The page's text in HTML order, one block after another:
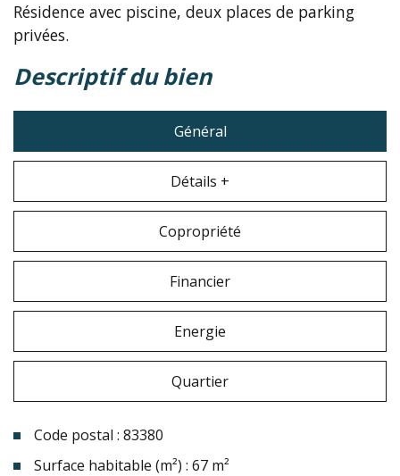
Résidence avec piscine, deux places de parking
privées.
descriptif du bien
Général
Détails +
Copropriété
Financier
Energie
Quartier
Code postal : 83380
Surface habitable (m²) : 67 m²